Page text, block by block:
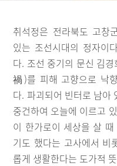
취석정은 전라북도 고창
있는 조선시대의 정자이
다. 조선 중기의 문신 김
禍)를 피해 고향으로 낙
다. 파괴되어 빈터로 남아
중건하여 오늘에 이르고
이 한가로이 세상을 살
기도 했다는 고사에서 비
롭게 생활한다는 도가적